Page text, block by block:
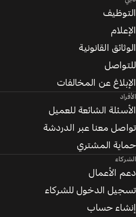
التوظيف
الإعلام
الوثائق القانونية
للتواصل
الإبلاغ عن المخالفات
الأفراد
الأسئلة الشائعة للعميل
تواصل معنا عبر الدردشة
حماية المشتري
الشركاء
دعم الأعمال
تسجيل الدخول للشركاء
إنشاء حساب